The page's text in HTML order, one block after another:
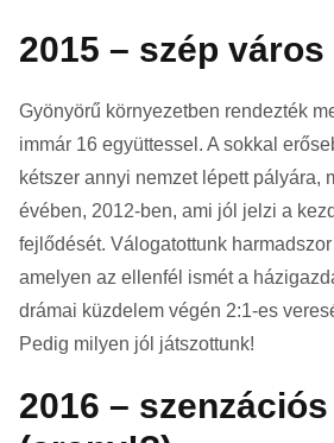
2015 – szép
Gyönyörű környezetben rendezték
immár 16 együttessel. A sokkal
kétszer annyi nemzet lépett pályára,
évében, 2012-ben, ami jól jelzi a
fejlődését. Válogatottunk
amelyen az ellenfél ismét a
drámai küzdelem végén 2:1-es
Pedig milyen jól játszottunk!
2016 –